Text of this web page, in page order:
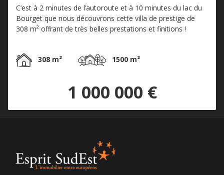
C’est à 2 minutes de l’autoroute et à 10 minutes du lac du
Bourget que nous découvrons cette villa de prestige de
308 m² offrant de très belles prestations et finitions !
308 m² 1500 m²
1 000 000 €